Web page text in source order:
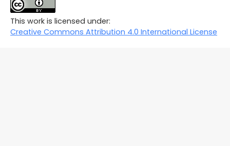
This work is licensed under:
Creative Commons Attribution 4.0 International License